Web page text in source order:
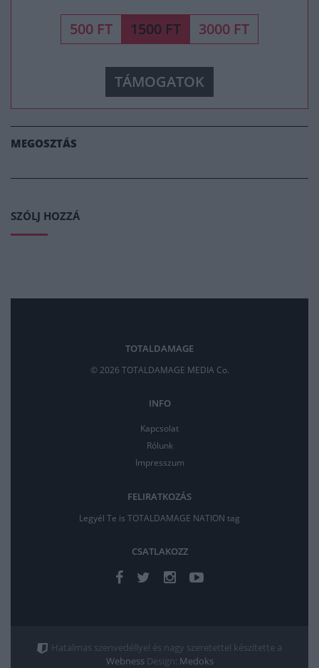
500 FT 1500 FT 3000 FT
TÁMOGATOK
MEGOSZTÁS
SZÓLJ HOZZÁ
TOTALDAMAGE
© 2026 TOTALDAMAGE MEDIA Co.
INFO
Kapcsolat
Rólunk
Impresszum
FELIRATKOZÁS
Legyél Te is TOTALDAMAGE NATION tag
CSATLAKOZZ
Hatalmas szenvedéllyel és nagy szeretettel készítette a
WebnessDesign: Medoks